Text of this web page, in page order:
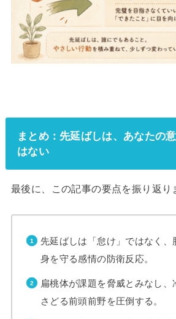
まとめ：先延ばしは、あなたの
はない
最後に、この記事の要点を振り返り
先延ばしは「怠け」ではなく、
身を守る感情の防衛反応。
扁桃体が課題を脅威とみなし
さどる前頭前野を圧倒する。